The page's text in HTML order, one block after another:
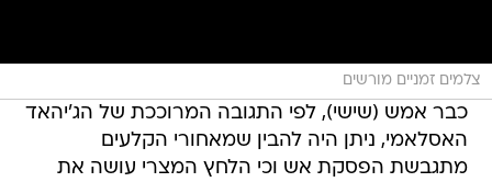
צלמים זמניים מורשים
כבר אמש (שישי), לפי התגובה המרוככת של הג'יהאד
האסלאמי, ניתן היה להבין שמאחורי הקלעים
מתגבשת הפסקת אש וכי הלחץ המצרי עושה את